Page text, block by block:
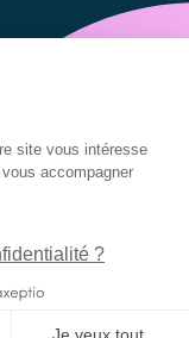
site vous intéresse
accompagner
?